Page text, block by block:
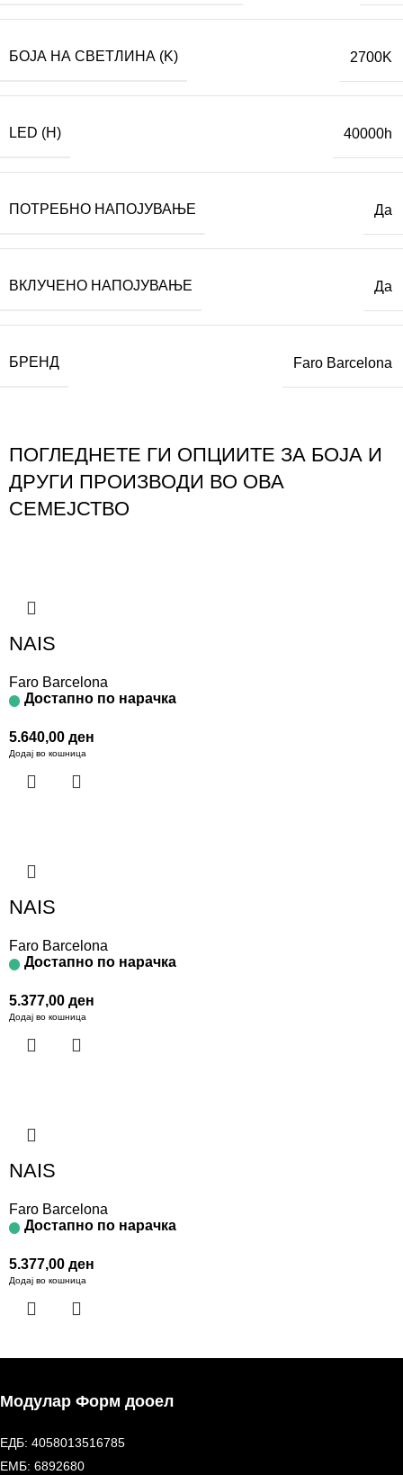
БОЈА НА СВЕТЛИНА (K) 2700K
LED (H) 40000h
ПОТРЕБНО НАПОЈУВАЊЕ Да
ВКЛУЧЕНО НАПОЈУВАЊЕ Да
БРЕНД Faro Barcelona
ПОГЛЕДНЕТЕ ГИ ОПЦИИТЕ ЗА БОЈА И
ДРУГИ ПРОИЗВОДИ ВО ОВА
СЕМЕЈСТВО
NAIS
Faro Barcelona
Достапно по нарачка
5.640,00 ден
Додај во кошница
NAIS
Faro Barcelona
Достапно по нарачка
5.377,00 ден
Додај во кошница
NAIS
Faro Barcelona
Достапно по нарачка
5.377,00 ден
Додај во кошница
Модулар Форм дооел
ЕДБ: 4058013516785
ЕМБ: 6892680